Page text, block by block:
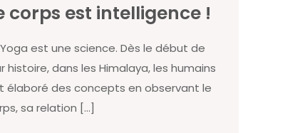
corps est intelligence !
est une science. Dès le début de
histoire, dans les Himalaya, les humains
élaboré des concepts en observant le
sa relation […]